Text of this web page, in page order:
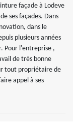
façade à Lodeve
ses façades. Dans
dans le
plusieurs années
Pour l'entreprise ,
de très bonne
tout propriétaire de
appel à ses